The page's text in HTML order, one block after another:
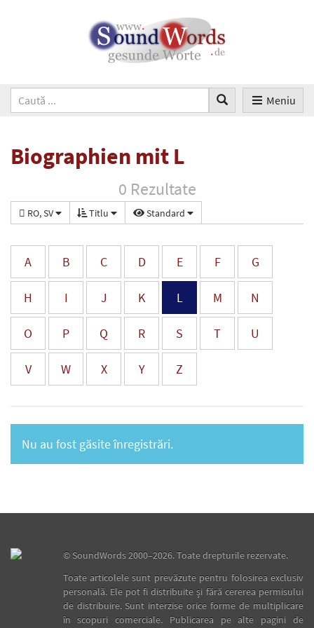
Meniu
Biographien mit L
0 Rezultate
RO, SV Titlu Standard
A B C D E F G
H I J K L M N
O P Q R S T U
V W X Y Z
Nu au fost găsite înregistrări.
©SoundWords2000–2026. Toate drepturile rezervate.
Toate articolele sunt prevăzute pentru folosirea exclusiv
personală. Ele pot fi distribuite şi fără cererea permisului
de distribuire. Sunt interzise orice forme de multiplicare
în scopuri comerciale. Publicarea pe alte pagini de